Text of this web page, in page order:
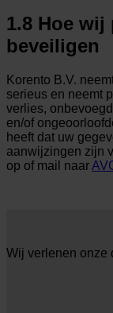
1.8 Hoe wij
beveiligen
Korento B.V.
serieus en neemt
verlies,
en/of
heeft dat uw
aanwijzingen zijn
op of mail naar
Wij verlenen onze